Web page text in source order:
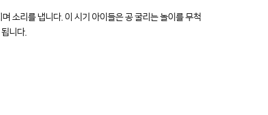
소리를 냅니다. 이 시기 아이들은 공 굴리는 놀이를 무척
니다.